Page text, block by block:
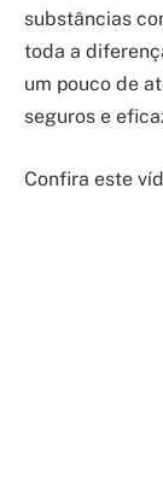
substâncias
toda a
um pouco de
seguros e
Confira este